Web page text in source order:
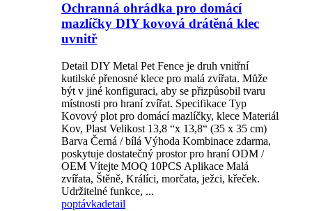
Ochranná ohrádka pro domácí
mazlíčky DIY kovová drátěná klec
uvnitř
Detail DIY Metal Pet Fence je druh vnitřní
kutilské přenosné klece pro malá zvířata. Může
být v jiné konfiguraci, aby se přizpůsobil tvaru
místnosti pro hraní zvířat. Specifikace Typ
Kovový plot pro domácí mazlíčky, klece Materiál
Kov, Plast Velikost 13,8 “x 13,8“ (35 x 35 cm)
Barva Černá / bílá Výhoda Kombinace zdarma,
poskytuje dostatečný prostor pro hraní ODM /
OEM Vítejte MOQ 10PCS Aplikace Malá
zvířata, Štěně, Králíci, morčata, ježci, křeček.
Udržitelné funkce, ...
poptávkadetail